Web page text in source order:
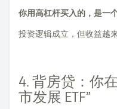
你用高杠杆买入的，是一
投资逻辑成立，但收益越
4. 背房贷：你
市发展 ETF”